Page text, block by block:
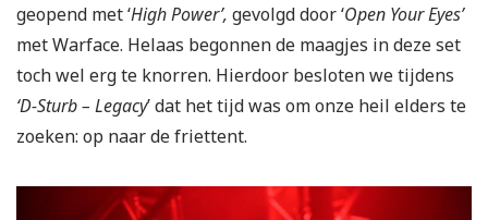
geopend met ‘High Power’, gevolgd door ‘Open Your Eyes’
met Warface. Helaas begonnen de maagjes in deze set
toch wel erg te knorren. Hierdoor besloten we tijdens
‘D-Sturb – Legacy’ dat het tijd was om onze heil elders te
zoeken: op naar de friettent.